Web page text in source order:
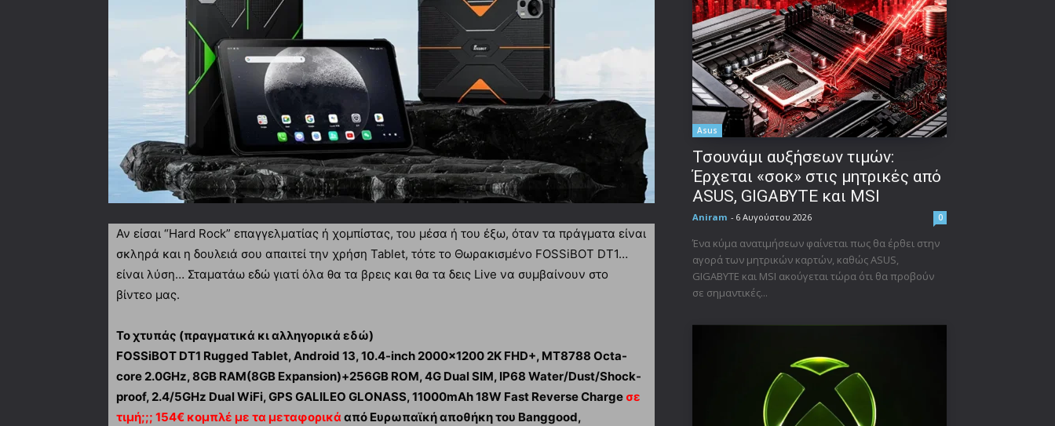
Αν είσαι “Hard Rock” επαγγελματίας ή χομπίστας, του μέσα ή του έξω, όταν τα πράγματα είναι
σκληρά και η δουλειά σου απαιτεί την χρήση Tablet, τότε το Θωρακισμένο FOSSiBOT DT1…
είναι λύση… Σταματάω εδώ γιατί όλα θα τα βρεις και θα τα δεις Live να συμβαίνουν στο
βίντεο μας.
Το χτυπάς (πραγματικά κι αλληγορικά εδώ)
FOSSiBOT DT1 Rugged Tablet, Android 13, 10.4-inch 2000×1200 2K FHD+, MT8788 Octa-
core 2.0GHz, 8GB RAM(8GB Expansion)+256GB ROM, 4G Dual SIM, IP68 Water/Dust/Shock-
proof, 2.4/5GHz Dual WiFi, GPS GALILEO GLONASS, 11000mAh 18W Fast Reverse Charge σε
τιμή;;; 154€ κομπλέ με τα μεταφορικά από Ευρωπαϊκή αποθήκη του Banggood,
Asus
Τσουνάμι αυξήσεων τιμών:
Έρχεται «σοκ» στις μητρικές από
ASUS, GIGABYTE και MSI
Aniram - 6 Αυγούστου 2026 0
Ένα κύμα ανατιμήσεων φαίνεται πως θα έρθει στην
αγορά των μητρικών καρτών, καθώς ASUS,
GIGABYTE και MSI ακούγεται τώρα ότι θα προβούν
σε σημαντικές...